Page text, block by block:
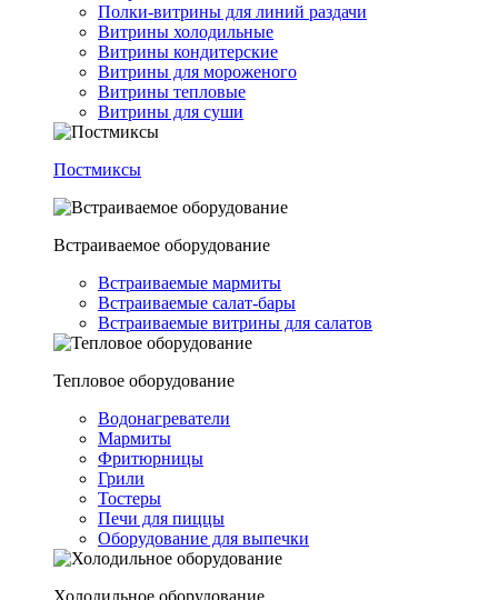
Полки-витрины для линий раздачи
Витрины холодильные
Витрины кондитерские
Витрины для мороженого
Витрины тепловые
Витрины для суши
Постмиксы
Встраиваемое оборудование
Встраиваемые мармиты
Встраиваемые салат-бары
Встраиваемые витрины для салатов
Тепловое оборудование
Водонагреватели
Мармиты
Фритюрницы
Грили
Тостеры
Печи для пиццы
Оборудование для выпечки
Холодильное оборудование